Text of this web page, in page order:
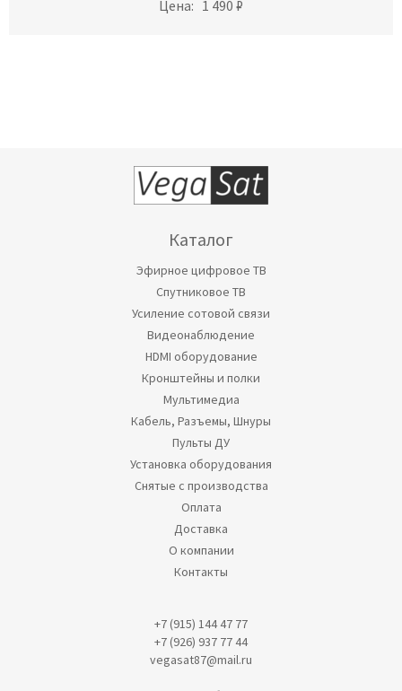
Цена: 1 490 ₽
Каталог
Эфирное цифровое ТВ
Спутниковое ТВ
Усиление сотовой связи
Видеонаблюдение
HDMI оборудование
Кронштейны и полки
Мультимедиа
Кабель, Разъемы, Шнуры
Пульты ДУ
Установка оборудования
Снятые с производства
Оплата
Доставка
О компании
Контакты
+7 (915) 144 47 77
+7 (926) 937 77 44
vegasat87@mail.ru